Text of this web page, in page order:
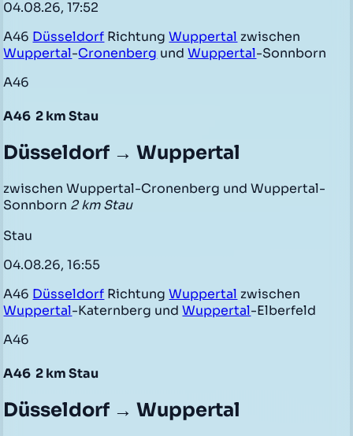
04.08.26, 17:52
A46 Düsseldorf RichtungWuppertal zwischen
Wuppertal-Cronenberg undWuppertal-Sonnborn
A46
A46 2 km Stau
Düsseldorf → Wuppertal
zwischen Wuppertal-Cronenberg und Wuppertal-
Sonnborn 2 km Stau
Stau
04.08.26, 16:55
A46 Düsseldorf RichtungWuppertal zwischen
Wuppertal-Katernberg undWuppertal-Elberfeld
A46
A46 2 km Stau
Düsseldorf → Wuppertal